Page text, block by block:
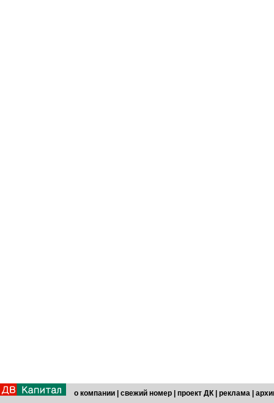
о компании свежий номер проект ДК реклама